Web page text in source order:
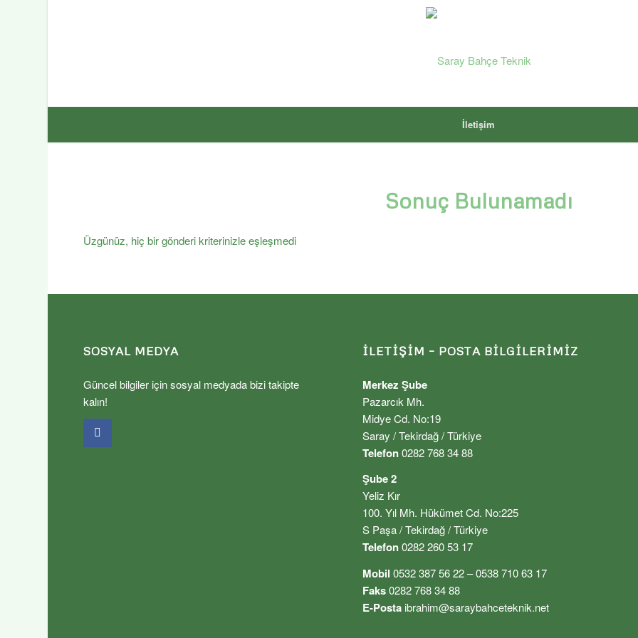
İletişim
Sonuç Bulunamadı
Üzgünüz, hiç bir gönderi kriterinizle eşleşmedi
SOSYAL MEDYA
Güncel bilgiler için sosyal medyada bizi takipte
kalın!
İLETIŞIM – POSTA BILGILERIMIZ
Merkez Şube
Pazarcık Mh.
Midye Cd. No:19
Saray / Tekirdağ / Türkiye
Telefon0282 768 34 88
Şube 2
Yeliz Kır
100. Yıl Mh. Hükümet Cd. No:225
S Paşa / Tekirdağ / Türkiye
Telefon0282 260 53 17
Mobil 0532 387 56 22 – 0538 710 63 17
Faks0282 768 34 88
E-Posta ibrahim@saraybahceteknik.net